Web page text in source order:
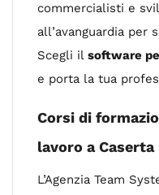
commercialisti e
all’avanguardia per
Scegli il software
e porta la tua
Corsi di
lavoro a Caserta
L’Agenzia Team